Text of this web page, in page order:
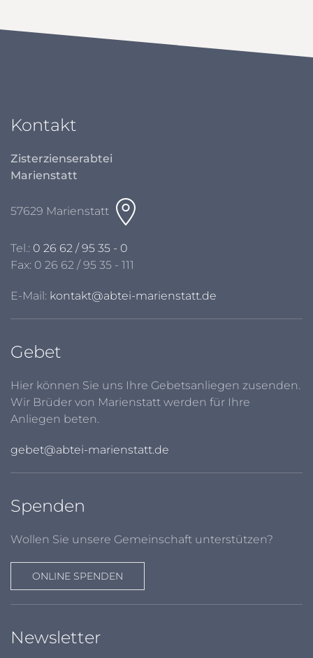
Kontakt
Zisterzienserabtei
Marienstatt
57629 Marienstatt
Tel.: 0 26 62 / 95 35 - 0
Fax: 0 26 62 / 95 35 - 111
E-Mail: kontakt@abtei-marienstatt.de
Gebet
Hier können Sie uns Ihre Gebetsanliegen zusenden.
Wir Brüder von Marienstatt werden für Ihre
Anliegen beten.
gebet@abtei-marienstatt.de
Spenden
Wollen Sie unsere Gemeinschaft unterstützen?
ONLINE SPENDEN
Newsletter